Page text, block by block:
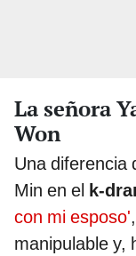
La señora
Won
Una diferencia
Min en el k-
con mi esposo'
manipulable y,